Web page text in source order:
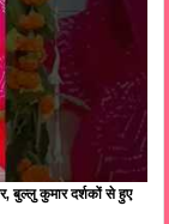
बुल्लु कुमार दर्शकों से हुए